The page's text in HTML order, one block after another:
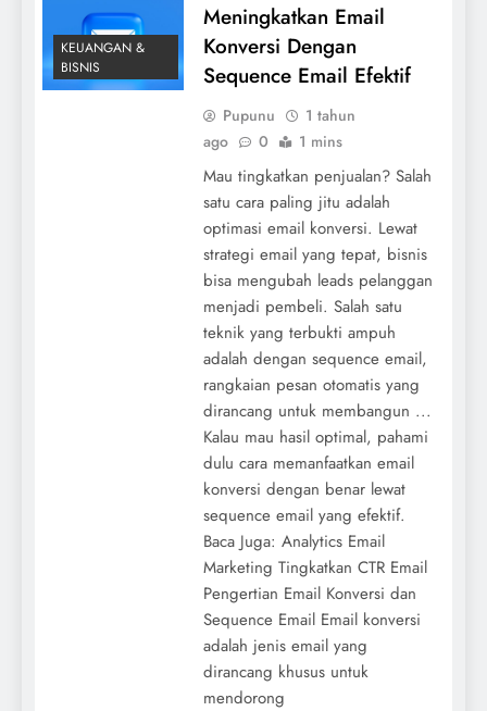
KEUANGAN &
BISNIS
Meningkatkan Email
Konversi Dengan
Sequence Email Efektif
Pupunu
1 tahun
ago
0 1 mins
Mau tingkatkan penjualan? Salah
satu cara paling jitu adalah
optimasi email konversi. Lewat
strategi email yang tepat, bisnis
bisa mengubah leads pelanggan
menjadi pembeli. Salah satu
teknik yang terbukti ampuh
adalah dengan sequence email,
rangkaian pesan otomatis yang
dirancang untuk membangun ...
Kalau mau hasil optimal, pahami
dulu cara memanfaatkan email
konversi dengan benar lewat
sequence email yang efektif.
Baca Juga: Analytics Email
Marketing Tingkatkan CTR Email
Pengertian Email Konversi dan
Sequence Email Email konversi
adalah jenis email yang
dirancang khusus untuk
mendorong